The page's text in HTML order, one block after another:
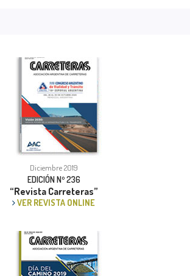
Diciembre 2019
EDICIÓN Nº 236
“Revista Carreteras”
VER REVISTA ONLINE